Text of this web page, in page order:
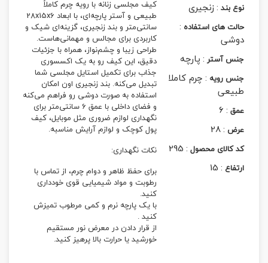
نوع بند :زنجیری
حالت های استفاده :
دوشی
جنس آستر :پارچه
جنس رویه :چرم کاملا
طبیعی
عمق :
6
عرض :
28
کد کالای محصول :
295
ارتفاع :
15
کیف مجلسی زنانه با رویه چرم کاملاً
طبیعی و آستر پارچه‌ای، با ابعاد 28x15x6
سانتی‌متر و بند زنجیری، گزینه‌ای شیک و
کاربردی برای مجالس و مهمانی‌هاست.
طراحی زیبا و چشم‌نواز، همراه با جزئیات
دقیق، این کیف رو به یک اکسسوری
جذاب برای تکمیل استایل مجلسی شما
تبدیل می‌کنه. بند زنجیری اون امکان
استفاده به صورت دوشی رو فراهم می‌کنه
و فضای داخلی با عمق 6 سانتی‌متر برای
نگهداری لوازم ضروری مثل موبایل، کیف
پول کوچک و لوازم آرایش مناسبه.
نکات نگهداری:
برای حفظ ظاهر و دوام چرم، از تماس با
رطوبت و مواد شیمیایی قوی خودداری
کنید.
با یک پارچه نرم و کمی مرطوب تمیزش
کنید .
از قرار دادن در معرض نور مستقیم
خورشید یا حرارت بالا پرهیز کنید.